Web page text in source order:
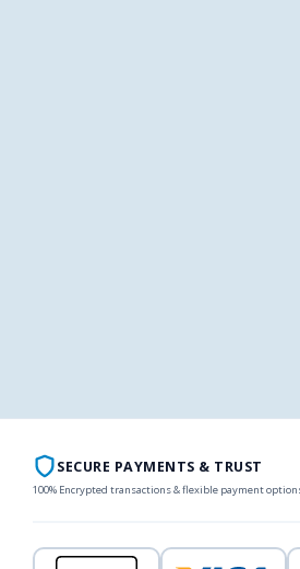
SECURE PAYMENTS & TRUST
100% Encrypted transactions & flexible payment